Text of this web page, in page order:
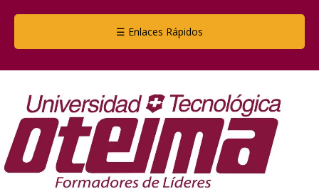
☰ Enlaces Rápidos